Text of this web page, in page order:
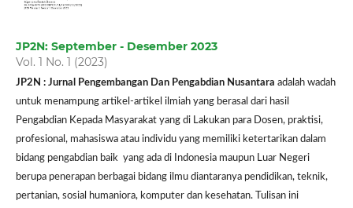
JP2N: September - Desember 2023
Vol. 1 No. 1 (2023)
JP2N : Jurnal Pengembangan Dan Pengabdian Nusantara adalah wadah
untuk menampung artikel-artikel ilmiah yang berasal dari hasil
Pengabdian Kepada Masyarakat yang di Lakukan para Dosen, praktisi,
profesional, mahasiswa atau individu yang memiliki ketertarikan dalam
bidang pengabdian baik yang ada di Indonesia maupun Luar Negeri
berupa penerapan berbagai bidang ilmu diantaranya pendidikan, teknik,
pertanian, sosial humaniora, komputer dan kesehatan. Tulisan ini